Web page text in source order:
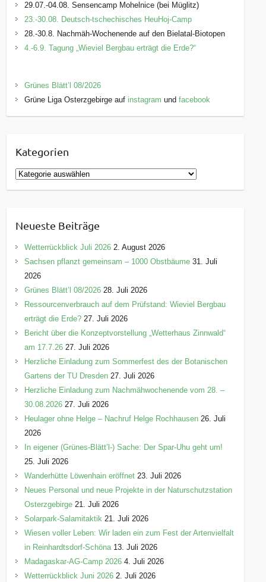
29.07.-04.08. Sensencamp Mohelnice (bei Müglitz)
23.-30.08. Deutsch-tschechisches HeuHoj-Camp
28.-30.8. Nachmäh-Wochenende auf den Bielatal-Biotopen
4.-6.9. Tagung „Wieviel Bergbau erträgt die Erde?“
Grünes Blätt’l 08/2026
Grüne Liga Osterzgebirge auf instagram undfacebook
Kategorien
K
a
g
o
r
e
n
Neueste Beiträge
Wetterrückblick Juli 2026 2. August 2026
Sachsen pflanzt gemeinsam – 1000 Obstbäume 31. Juli
2026
Grünes Blätt’l 08/2026 28. Juli 2026
Ressourcenverbrauch auf dem Prüfstand: Wieviel Bergbau
erträgt die Erde? 27. Juli 2026
Bericht über die Konzeptvorstellung „Wetterhaus Zinnwald“
am 17.7.26 27. Juli 2026
Herzliche Einladung zum Sommerfest des der Botanischen
Gartens der TU Dresden 27. Juli 2026
Herzliche Einladung zum Nachmähwochenende vom 28. –
30.08.2026 27. Juli 2026
Heulager ohne Helge – Nachruf Helge Rochhausen 26. Juli
2026
In eigener (Grünes-Blätt’l-) Sache: Der Spar-Uhu geht um!
25. Juli 2026
Wanderhütte Löwenhain eröffnet 23. Juli 2026
Neues Personal und neue Projekte in der Naturschutzstation
Osterzgebirge 21. Juli 2026
Solarpark-Salamitaktik 21. Juli 2026
Wiesen voller Leben: Wir laden ein zum Fest der Artenvielfalt
in Reinhardtsdorf-Schöna 13. Juli 2026
Madagaskar-AG-Camp 2026 4. Juli 2026
Wetterrückblick Juni 2026 2. Juli 2026